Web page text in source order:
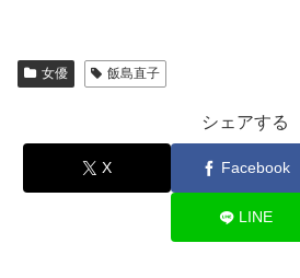
女優 飯島直子
シェアする
X Facebook
LINE